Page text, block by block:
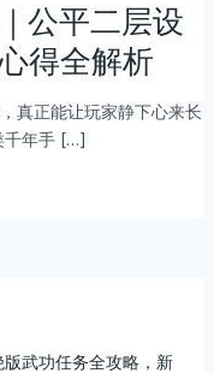
公平二层设
得全解析
真正能让玩家静下心来长
千年手 […]
武功任务全攻略，新